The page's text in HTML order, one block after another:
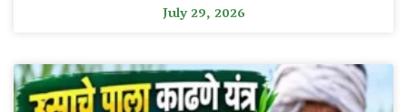
July 29, 2026